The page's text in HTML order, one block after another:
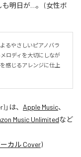
も明日が…。 (女性ボ
るやさしいピアノバラ
ロディを大切にしなが
感じるアレンジに仕上
」は、 Apple Music、
Music Unlimitedなど
カル Cover)